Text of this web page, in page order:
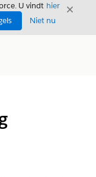
U vindt hier
Niet nu
Sluiten